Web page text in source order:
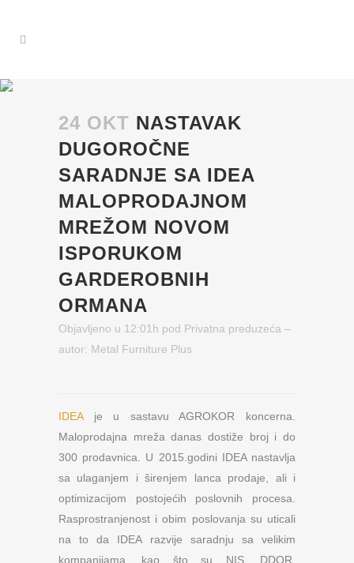
24 OKT NASTAVAK
DUGOROČNE
SARADNJE SA IDEA
MALOPRODAJNOM
MREŽOM NOVOM
ISPORUKOM
GARDEROBNIH
ORMANA
Objavljeno u 12:01h pod Privatna preduzeća –
autor: Metal Furniture Plus
IDEAje u sastavu AGROKOR koncerna.
Maloprodajna mreža danas dostiže broj i do
300 prodavnica. U 2015.godini IDEA nastavlja
sa ulaganjem i širenjem lanca prodaje, ali i
optimizacijom postojećih poslovnih procesa.
Rasprostranjenost i obim poslovanja su uticali
na to da IDEA razvije saradnju sa velikim
kompanijama, kao što su NIS, DDOR,